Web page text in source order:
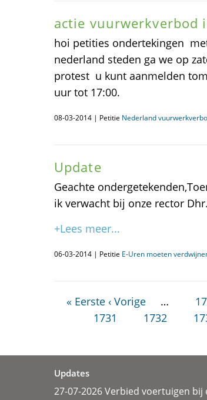
actie vuurwerkverbod
hoi petities ondertekingen
nederland steden ga we op
protest u kunt aanmelden
uur tot 17:00.
08-03-2014 | Petitie Nederland
Update
Geachte
ik verwacht bij onze rector
+Lees meer...
06-03-2014 | Petitie E-Uren moeten
« Eerste ‹ Vorige …
1731
1732
Updates
27-07-2026 Verbied voertuigen